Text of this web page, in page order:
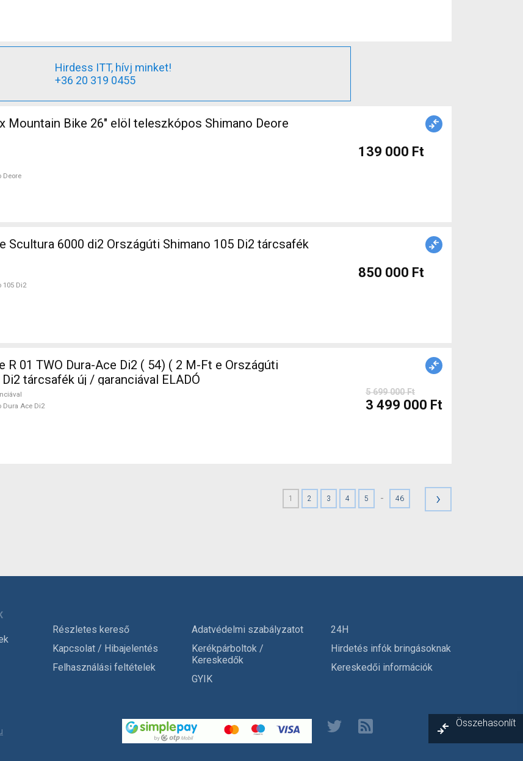
Hirdess ITT, hívj minket!
+36 20 319 0455
Mountain Bike 26" elöl teleszkópos Shimano Deore
Deore
139 000 Ft
Scultura 6000 di2 Országúti Shimano 105 Di2 tárcsafék
105 Di2
850 000 Ft
R 01 TWO Dura-Ace Di2 ( 54) ( 2 M-Ft e Országúti
tárcsafék új / garanciával ELADÓ
Dura Ace Di2
5 699 000 Ft
3 499 000 Ft
1 2 3 4 5 - 46 ›
Részletes kereső
Kapcsolat / Hibajelentés
Felhasználási feltételek
Adatvédelmi szabályzatot
Kerékpárboltok /
Kereskedők
GYIK
24H
Hirdetés infók bringásoknak
Kereskedői információk
Összehasonlít